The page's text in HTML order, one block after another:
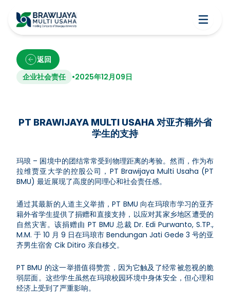
返回
企业社会责任
•2025年12月09日
PT BRAWIJAYA MULTI USAHA 对亚齐籍外省
学生的支持
玛琅 – 困境中的团结常常受到物理距离的考验。然而，作为布
拉维贾亚大学的控股公司，PT Brawijaya Multi Usaha (PT
BMU) 最近展现了高度的同理心和社会责任感。
通过其最新的人道主义举措，PT BMU 向在玛琅市学习的亚齐
籍外省学生提供了捐赠和直接支持，以应对其家乡地区遭受的
自然灾害。该捐赠由 PT BMU 总裁 Dr. Edi Purwanto, S.TP.,
M.M. 于 10 月 9 日在玛琅市 Bendungan Jati Gede 3 号的亚
齐男生宿舍 Cik Ditiro 亲自移交。
PT BMU 的这一举措值得赞赏，因为它触及了经常被忽视的脆
弱层面。这些学生虽然在玛琅校园环境中身体安全，但心理和
经济上受到了严重影响。